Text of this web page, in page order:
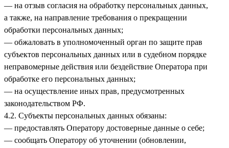
— на отзыв согласия на обработку персональных данных,
а также, на направление требования о прекращении
обработки персональных данных;
— обжаловать в уполномоченный орган по защите прав
субъектов персональных данных или в судебном порядке
неправомерные действия или бездействие Оператора при
обработке его персональных данных;
— на осуществление иных прав, предусмотренных
законодательством РФ.
4.2. Субъекты персональных данных обязаны:
— предоставлять Оператору достоверные данные о себе;
— сообщать Оператору об уточнении (обновлении,